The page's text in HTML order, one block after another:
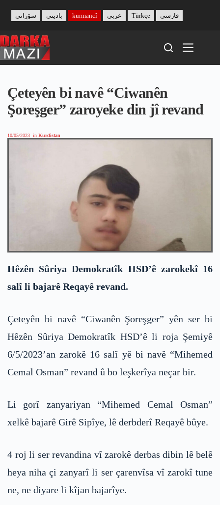
content
بادینی سۆرانی kurmancî عربي Türkçe فارسی
Çeteyên bi navê “Ciwanên
Şoreşger” zaroyeke din jî revand
10/05/2023 in Kurdistan
Hêzên Sûriya Demokratîk HSD’ê zarokekî 16
salî li bajarê Reqayê revand.
Çeteyên bi navê “Ciwanên Şoreşger” yên ser bi
Hêzên Sûriya Demokratîk HSD’ê li roja Şemiyê
6/5/2023’an zarokê 16 salî yê bi navê “Mihemed
Cemal Osman” revand û bo leşkerîya neçar bir.
Li gorî zanyariyan “Mihemed Cemal Osman”
xelkê bajarê Girê Sipîye, lê derbderî Reqayê bûye.
4 roj li ser revandina vî zarokê derbas dibin lê belê
heya niha çi zanyarî li ser çarenvîsa vî zarokî tune
ne, ne diyare li kîjan bajarîye.